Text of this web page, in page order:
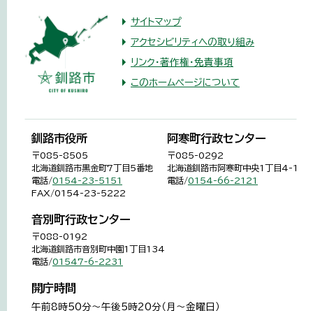
サイトマップ
アクセシビリティへの取り組み
リンク・著作権・免責事項
このホームページについて
釧路市役所
〒085-8505
北海道釧路市黒金町7丁目5番地
電話/0154-23-5151
FAX/0154-23-5222
阿寒町行政センター
〒085-0292
北海道釧路市阿寒町中央1丁目4-1
電話/0154-66-2121
音別町行政センター
〒088-0192
北海道釧路市音別町中園1丁目134
電話/01547-6-2231
開庁時間
午前8時50分～午後5時20分（月～金曜日）